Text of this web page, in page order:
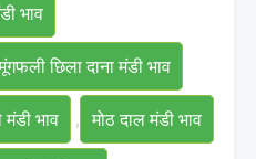
भाव
छिला दाना मंडी भाव
मंडी भाव , मोठ दाल मंडी भाव